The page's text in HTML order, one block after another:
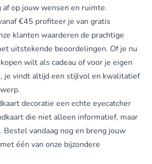
op jouw wensen en ruimte.
€45 profiteer je van gratis
klanten waarderen de prachtige
uitstekende beoordelingen. Of je nu
wilt als cadeau of voor je eigen
je vindt altijd een stijlvol en kwalitatief
decoratie een echte eyecatcher
die niet alleen informatief, maar
Bestel vandaag nog en breng jouw
één van onze bijzondere